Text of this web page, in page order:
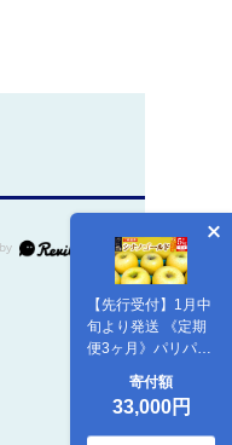
【先行受付】1月中
旬より発送 《定期
便3ヶ月》パリパリ
食感シナノゴール
ド ご家庭用 約
5kg（14～23玉前
後）×3回 計15kg 3
寄付額
33,000円